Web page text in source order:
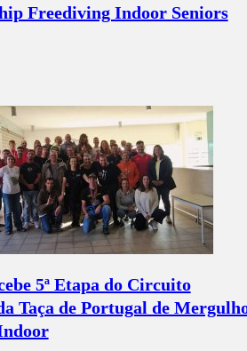
Freediving Indoor Seniors
5ª Etapa do Circuito
Taça de Portugal de